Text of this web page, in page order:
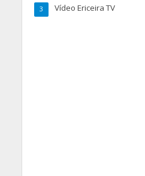
Vídeo Ericeira TV
3